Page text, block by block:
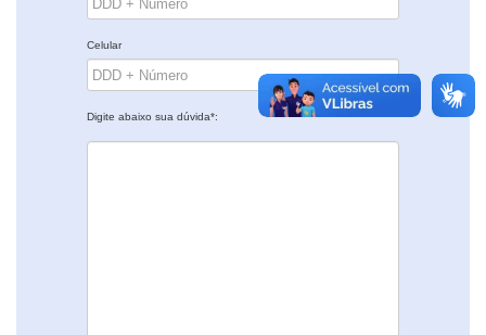
Celular
Digite abaixo sua dúvida*: